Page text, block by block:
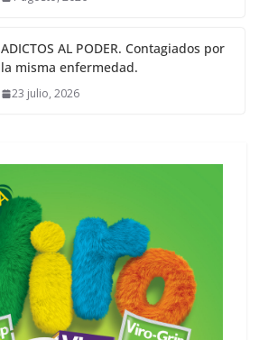
ADICTOS AL PODER. Contagiados por
la misma enfermedad.
23 julio, 2026